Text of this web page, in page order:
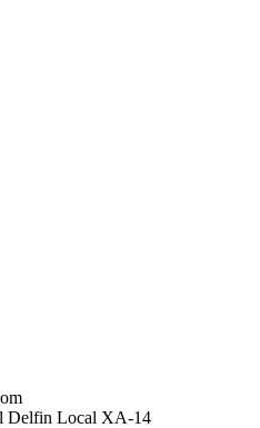
Delfin Local XA-14